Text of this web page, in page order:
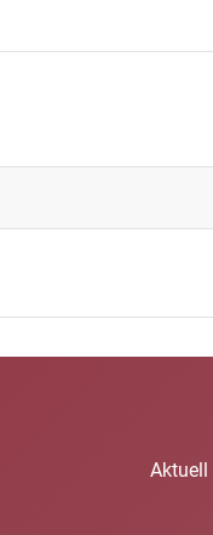
Aktuell